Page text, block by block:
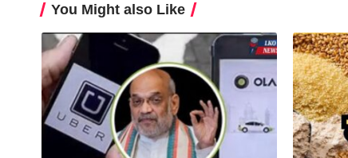
You Might also Like